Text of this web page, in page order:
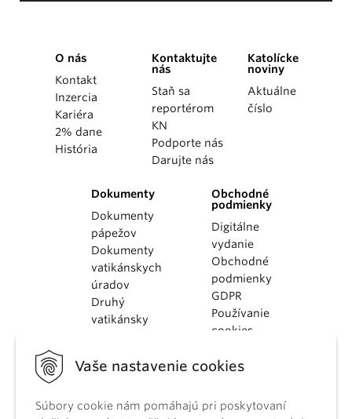
Vaše nastavenie cookies
Súbory cookie nám pomáhajú pri poskytovaní
O nás
Kontakt
Inzercia
Kariéra
2% dane
História
Kontaktujte
nás
Staň sa
reportérom
KN
Podporte nás
Darujte nás
Katolícke
noviny
Aktuálne
číslo
Dokumenty
Dokumenty
pápežov
Dokumenty
vatikánskych
úradov
Druhý
vatikánsky
KBS
kánonického
Obchodné
podmienky
Digitálne
vydanie
Obchodné
podmienky
GDPR
Používanie
cookies